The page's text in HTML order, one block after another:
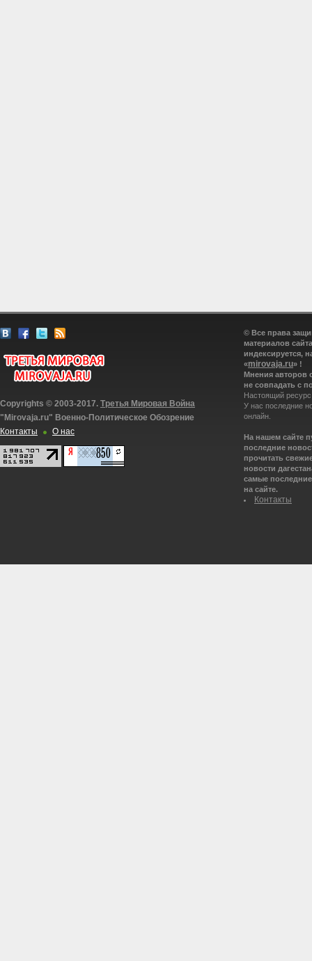
Copyrights © 2003-2017. Третья Мировая Война
"Mirovaja.ru" Военно-Политическое Обозрение
Контакты
О нас
© Все права
материалов
индексируется,
«mirovaja.ru» !
Мнения авторов
не совпадать с
Настоящий
У нас последние
онлайн.
На нашем сайте
последние
прочитать
новости
самые
на сайте.
Контакты